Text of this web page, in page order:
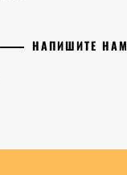
НАПИШИТЕ НАМ